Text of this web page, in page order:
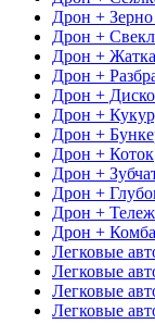
Дрон + Зерно
Дрон +
Дрон +
Дрон +
Дрон +
Дрон +
Дрон +
Дрон + Коток
Дрон +
Дрон +
Дрон +
Дрон +
Легковые
Легковые
Легковые
Легковые